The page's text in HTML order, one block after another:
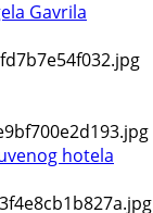
Gavrila
hotela